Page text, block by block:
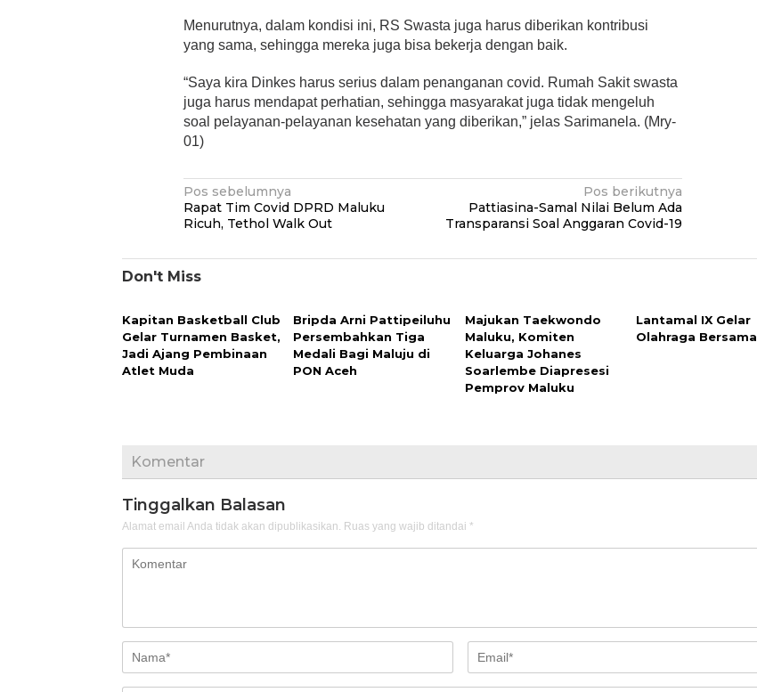
Menurutnya, dalam kondisi ini, RS Swasta juga harus diberikan kontribusi
yang sama, sehingga mereka juga bisa bekerja dengan baik.
“Saya kira Dinkes harus serius dalam penanganan covid. Rumah Sakit swasta
juga harus mendapat perhatian, sehingga masyarakat juga tidak mengeluh
soal pelayanan-pelayanan kesehatan yang diberikan,” jelas Sarimanela. (Mry-
01)
Navigasi
pos
Pos sebelumnya
Rapat Tim Covid DPRD Maluku
Ricuh, Tethol Walk Out
Pos berikutnya
Pattiasina-Samal Nilai Belum Ada
Transparansi Soal Anggaran Covid-19
Don't Miss
Kapitan Basketball Club
Gelar Turnamen Basket,
Jadi Ajang Pembinaan
Atlet Muda
Bripda Arni Pattipeiluhu
Persembahkan Tiga
Medali Bagi Maluju di
PON Aceh
Majukan Taekwondo
Maluku, Komiten
Keluarga Johanes
Soarlembe Diapresesi
Pemprov Maluku
Lantamal IX Gelar
Olahraga Bersama
Komentar
Tinggalkan Balasan
Alamat email Anda tidak akan dipublikasikan. Ruas yang wajib ditandai *